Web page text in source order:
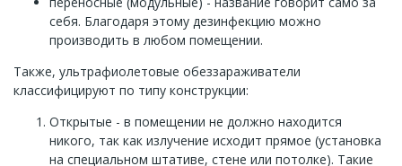
себя. Благодаря этому дезинфекцию можно
производить в любом помещении.
Также, ультрафиолетовые обеззараживатели
классифицируют по типу конструкции:
Открытые - в помещении не должно находится
никого, так как излучение исходит прямое (установка
на специальном штативе, стене или потолке). Такие